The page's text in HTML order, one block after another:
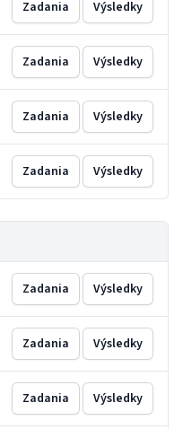
Zadania Výsledky
Zadania Výsledky
Zadania Výsledky
Zadania Výsledky
Zadania Výsledky
Zadania Výsledky
Zadania Výsledky